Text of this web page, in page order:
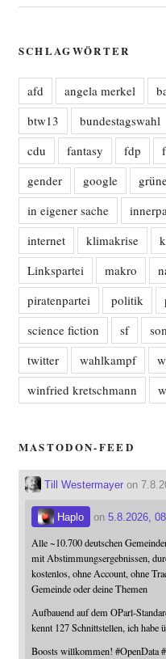
SCHLAGWÖRTER
afd angela merkel
btw13
bundestagswahl
cdu
fantasy fdp
gender
google
in eigener sache
internet
klimakrise
Linkspartei
makro
piratenpartei
politik
science fiction
sf
twitter
wahlkampf
winfried kretschmann
MASTODON-FEED
Till Westermayeron
Haplo on 5.8.2026,
Alle ~10.700 deutschen
mit Abstimmungsergebnissen,
kostenlos, ohne Account, ohne
Gemeinde oder deine Themen
Aufbauend auf dem OParl-
kennt 127 Schnittstellen, ich habe
Boosts willkommen! #OpenData #